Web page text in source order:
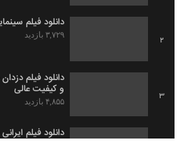
2
دانلود فیلم
۳,۷۲۹ بازدید
3
دانلود فیلم
و کیفیت عالی
۴,۸۵۵ بازدید
دانلود فیلم